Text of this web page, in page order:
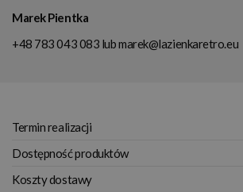
Marek Pientka
+48 783 043 083 lubmarek@lazienkaretro.eu
Termin realizacji
Dostępność produktów
Koszty dostawy